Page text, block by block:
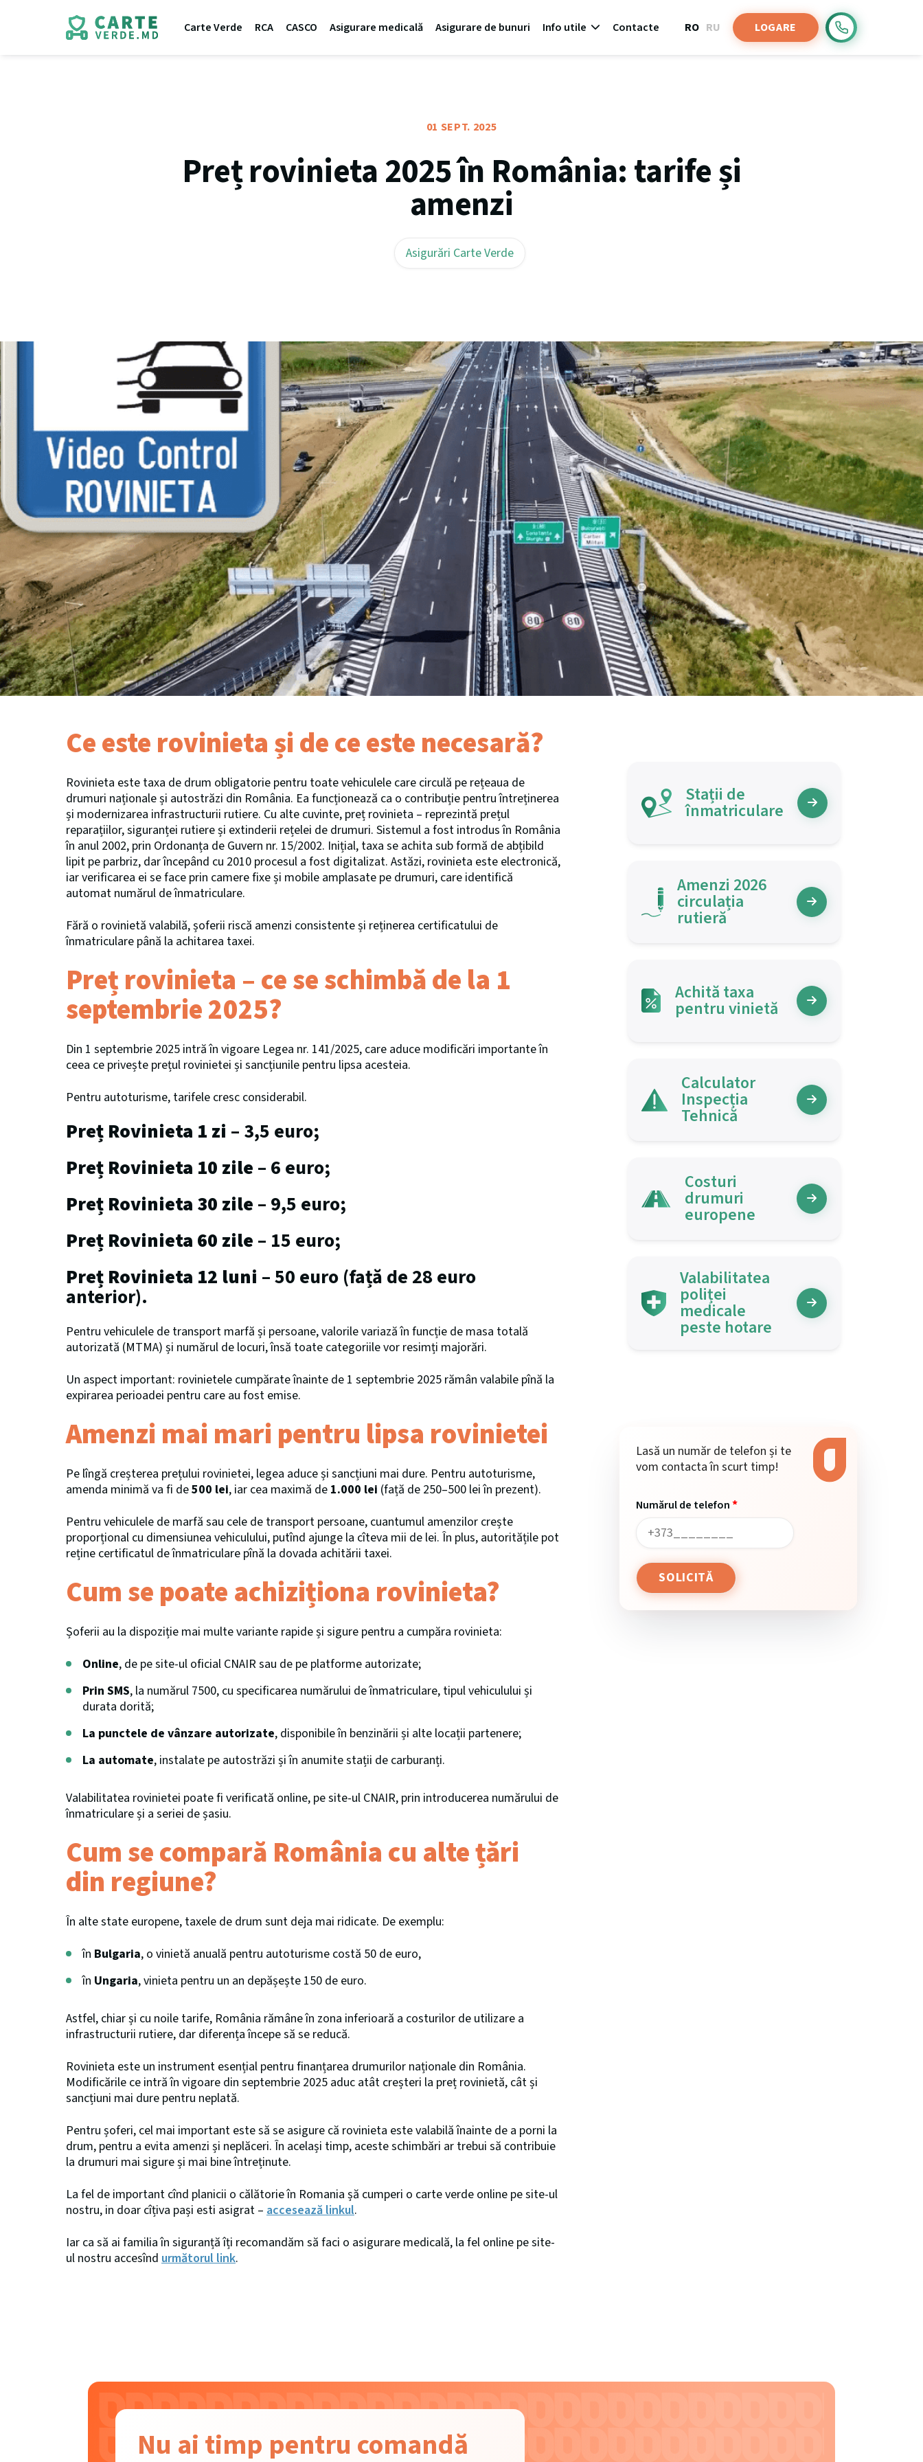
Carte Verde RCA CASCO Asigurare medicală Asigurare de bunuri Info utile Contacte RO RU LOGARE
01 SEPT. 2025
Preț rovinieta 2025 în România: tarife și
amenzi
Asigurări Carte Verde
Ce este rovinieta și de ce este necesară?
Rovinieta este taxa de drum obligatorie pentru toate vehiculele care circulă pe rețeaua de
drumuri naționale și autostrăzi din România. Ea funcționează ca o contribuție pentru întreținerea
și modernizarea infrastructurii rutiere. Cu alte cuvinte, preț rovinieta – reprezintă prețul
reparațiilor, siguranței rutiere și extinderii rețelei de drumuri. Sistemul a fost introdus în România
în anul 2002, prin Ordonanța de Guvern nr. 15/2002. Inițial, taxa se achita sub formă de abțibild
lipit pe parbriz, dar începând cu 2010 procesul a fost digitalizat. Astăzi, rovinieta este electronică,
iar verificarea ei se face prin camere fixe și mobile amplasate pe drumuri, care identifică
automat numărul de înmatriculare.
Fără o rovinietă valabilă, șoferii riscă amenzi consistente și reținerea certificatului de
înmatriculare până la achitarea taxei.
Preț rovinieta – ce se schimbă de la 1
septembrie 2025?
Din 1 septembrie 2025 intră în vigoare Legea nr. 141/2025, care aduce modificări importante în
ceea ce privește prețul rovinietei și sancțiunile pentru lipsa acesteia.
Pentru autoturisme, tarifele cresc considerabil.
Preț Rovinieta 1 zi – 3,5 euro;
Preț Rovinieta 10 zile – 6 euro;
Preț Rovinieta 30 zile – 9,5 euro;
Preț Rovinieta 60 zile – 15 euro;
Preț Rovinieta 12 luni – 50 euro (față de 28 euro
anterior).
Pentru vehiculele de transport marfă și persoane, valorile variază în funcție de masa totală
autorizată (MTMA) și numărul de locuri, însă toate categoriile vor resimți majorări.
Un aspect important: rovinietele cumpărate înainte de 1 septembrie 2025 rămân valabile pînă la
expirarea perioadei pentru care au fost emise.
Amenzi mai mari pentru lipsa rovinietei
Pe lîngă creșterea prețului rovinietei, legea aduce și sancțiuni mai dure. Pentru autoturisme,
amenda minimă va fi de500 lei, iar cea maximă de 1.000 lei (față de 250–500 lei în prezent).
Pentru vehiculele de marfă sau cele de transport persoane, cuantumul amenzilor crește
proporțional cu dimensiunea vehiculului, putînd ajunge la cîteva mii de lei. În plus, autoritățile pot
reține certificatul de înmatriculare pînă la dovada achitării taxei.
Cum se poate achiziționa rovinieta?
Șoferii au la dispoziție mai multe variante rapide și sigure pentru a cumpăra rovinieta:
Online, de pe site-ul oficial CNAIR sau de pe platforme autorizate;
Prin SMS, la numărul 7500, cu specificarea numărului de înmatriculare, tipul vehiculului și
durata dorită;
La punctele de vânzare autorizate, disponibile în benzinării și alte locații partenere;
La automate, instalate pe autostrăzi și în anumite stații de carburanți.
Valabilitatea rovinietei poate fi verificată online, pe site-ul CNAIR, prin introducerea numărului de
înmatriculare și a seriei de șasiu.
Cum se compară România cu alte țări
din regiune?
În alte state europene, taxele de drum sunt deja mai ridicate. De exemplu:
în Bulgaria, o vinietă anuală pentru autoturisme costă 50 de euro,
în Ungaria, vinieta pentru un an depășește 150 de euro.
Astfel, chiar și cu noile tarife, România rămâne în zona inferioară a costurilor de utilizare a
infrastructurii rutiere, dar diferența începe să se reducă.
Rovinieta este un instrument esențial pentru finanțarea drumurilor naționale din România.
Modificările ce intră în vigoare din septembrie 2025 aduc atât creșteri la preț rovinietă, cât și
sancțiuni mai dure pentru neplată.
Pentru șoferi, cel mai important este să se asigure că rovinieta este valabilă înainte de a porni la
drum, pentru a evita amenzi și neplăceri. În același timp, aceste schimbări ar trebui să contribuie
la drumuri mai sigure și mai bine întreținute.
La fel de important cînd planicii o călătorie în Romania șă cumperi o carte verde online pe site-ul
nostru, in doar cîțiva pași esti asigrat – accesează linkul.
Iar ca să ai familia în siguranță îți recomandăm să faci o asigurare medicală, la fel online pe site-
ul nostru accesînd următorul link.
Stații de
înmatriculare
Amenzi 2026
circulația
rutieră
Achită taxa
pentru vinietă
Calculator
Inspecția
Tehnică
Costuri
drumuri
europene
Valabilitatea
poliței
medicale
peste hotare
Lasă un număr de telefon și te
vom contacta în scurt timp!
Numărul de telefon*
Nu ai timp pentru comandă